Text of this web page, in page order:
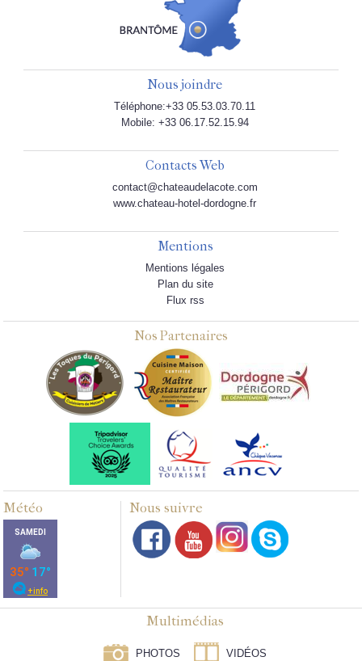
Nous joindre
Téléphone:+33 05.53.03.70.11
Mobile: +33 06.17.52.15.94
Contacts Web
contact@chateaudelacote.com
www.chateau-hotel-dordogne.fr
Mentions
Mentions légales
Plan du site
Flux rss
Nos Partenaires
Météo Nous suivre
Multimédias
PHOTOS VIDÉOS